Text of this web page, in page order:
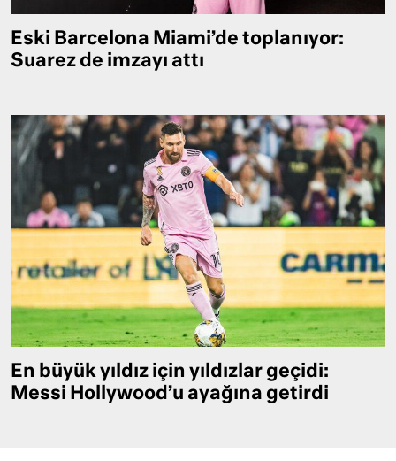
Eski Barcelona Miami’de toplanıyor:
Suarez de imzayı attı
En büyük yıldız için yıldızlar geçidi:
Messi Hollywood’u ayağına getirdi